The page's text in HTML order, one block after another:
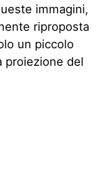
immagini,
riproposta
un piccolo
proiezione del